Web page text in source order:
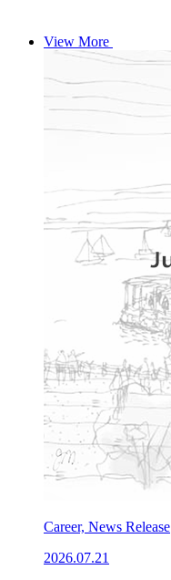
View More
Career, News Release
2026.07.21